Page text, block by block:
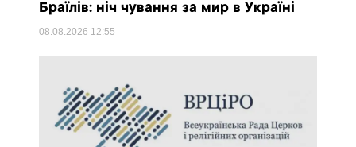
Браїлів: ніч чування за мир в Україні
08.08.2026 12:55